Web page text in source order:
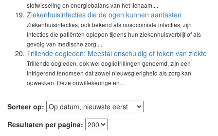
stofwisseling en energiebalans van het lichaam....
Ziekenhuisinfecties die de ogen kunnen aantasten
Ziekenhuisinfecties, ook bekend als nosocomiale infecties, zijn
infecties die patiënten oplopen tijdens hun ziekenhuisverblijf of als
gevolg van medische zorg....
Trillende oogleden: Meestal onschuldig of teken van ziekte
Trillende oogleden, ook wel ooglidtrillingen genoemd, zijn een
intrigerend fenomeen dat zowel nieuwsgierigheid als zorg kan
opwekken. Deze onwillekeurige en...
Sorteer op:
Resultaten per pagina: